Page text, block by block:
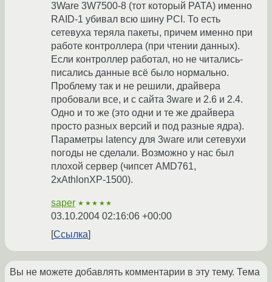
3Ware 3W7500-8 (тот который PATA) именно
RAID-1 убивал всю шину PCI. То есть
сетевуха теряла пакеты, причем именно при
работе контроллера (при чтении данных).
Если контроллер работал, но не читались-
писались данные всё было нормально.
Проблему так и не решили, драйвера
пробовали все, и с сайта 3ware и 2.6 и 2.4.
Одно и то же (это одни и те же драйвера
просто разных версий и под разные ядра).
Параметры latency для 3ware или сетевухи
погоды не сделали. Возможно у нас был
плохой сервер (чипсет AMD761,
2xAthlonXP-1500).
saper ★★★★★
03.10.2004 02:16:06 +00:00
Ссылка
Вы не можете добавлять комментарии в эту тему. Тема